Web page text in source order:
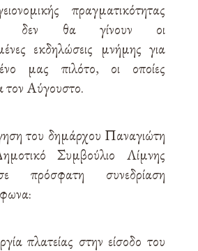
πραγματικότητας
δεν θα γίνουν οι
εκδηλώσεις μνήμης για
μας πιλότο, οι οποίες
τον Αύγουστο.
του δημάρχου Παναγιώτη
Συμβούλιο Λίμνης
πρόσφατη συνεδρίαση
πλατείας στην είσοδο του